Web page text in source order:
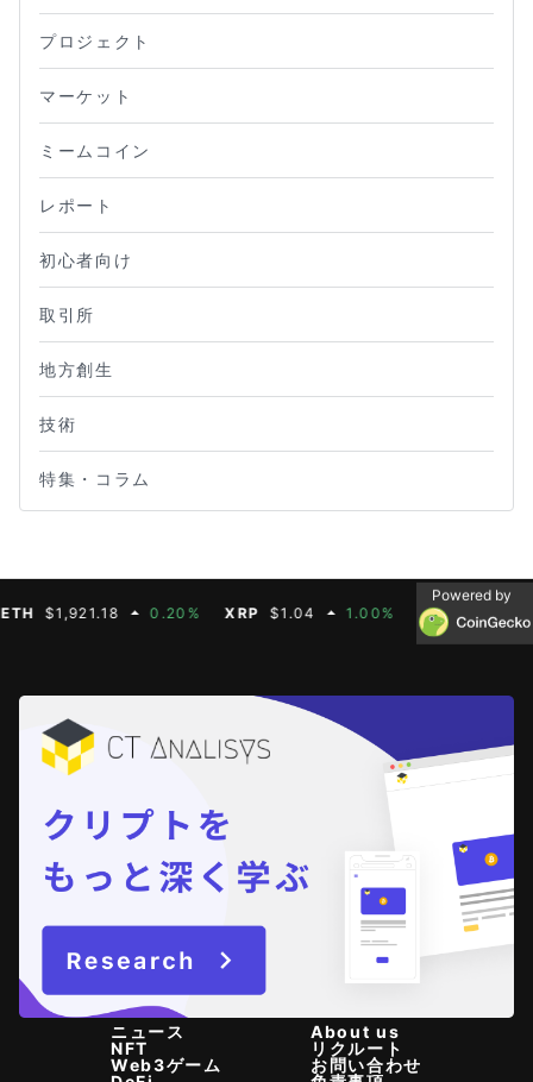
プロジェクト
マーケット
ミームコイン
レポート
初心者向け
取引所
地方創生
技術
特集・コラム
$1,921.18 0.20% XRP $1.04 1.00% BNB $604.50
Powered by
ニュース
NFT
Web3ゲーム
About us
リクルート
お問い合わせ